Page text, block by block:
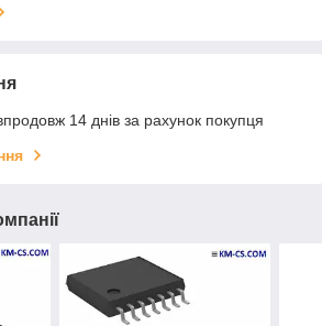
14 днів за рахунок покупця